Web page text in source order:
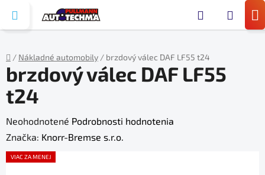
obsah
Domov
/ Nákladné automobily / brzdový válec DAF LF55 t24
brzdový válec DAF LF55
t24
Priemerné
hodnotenie
produktu
Neohodnotené Podrobnosti hodnotenia
Značka: Knorr-Bremse s.r.o.
VIAC ZA MENEJ